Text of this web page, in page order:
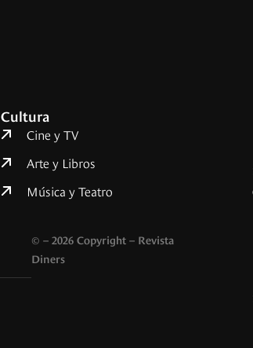
Cultura
Cine y TV
Arte y Libros
Música y Teatro
© – 2026 Copyright – Revista
Diners